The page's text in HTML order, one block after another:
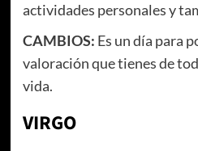
actividades personales y
CAMBIOS: Es un día para
valoración que tienes de
vida.
VIRGO